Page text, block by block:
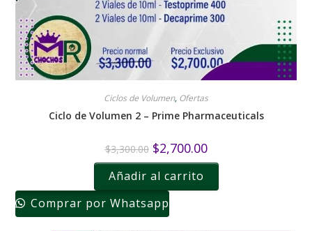
Ciclos de Volumen, Ofertas
Ciclo de Volumen 2 – Prime Pharmaceuticals
$3,300.00 $2,700.00
Añadir al carrito
Comprar por Whatsapp